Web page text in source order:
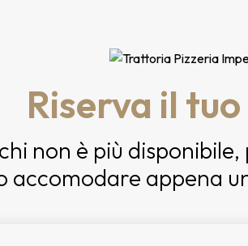
Riserva il
non è più
accomodare appena